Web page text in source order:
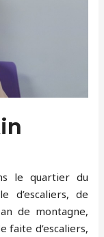
le quartier du
d’escaliers, de
de montagne,
faite d’escaliers,